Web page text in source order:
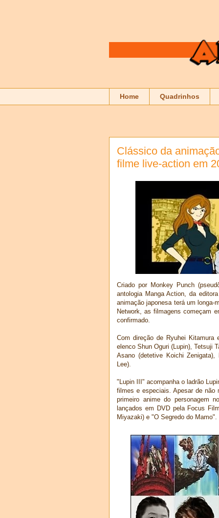
Home Quadrinhos
Clássico da
filme live-action em
Criado por Monkey Punch
antologia Manga Action, da
animação japonesa terá um longa-
Network, as filmagens começam
confirmado.
Com direção de Ryuhei Kitamura
elenco Shun Oguri (Lupin), Tetsuji
Asano (detetive Koichi
Lee).
"Lupin III" acompanha o ladrão
filmes e especiais. Apesar de não
primeiro anime do personagem
lançados em DVD pela Focus
Miyazaki) e "O Segredo do Mamo".